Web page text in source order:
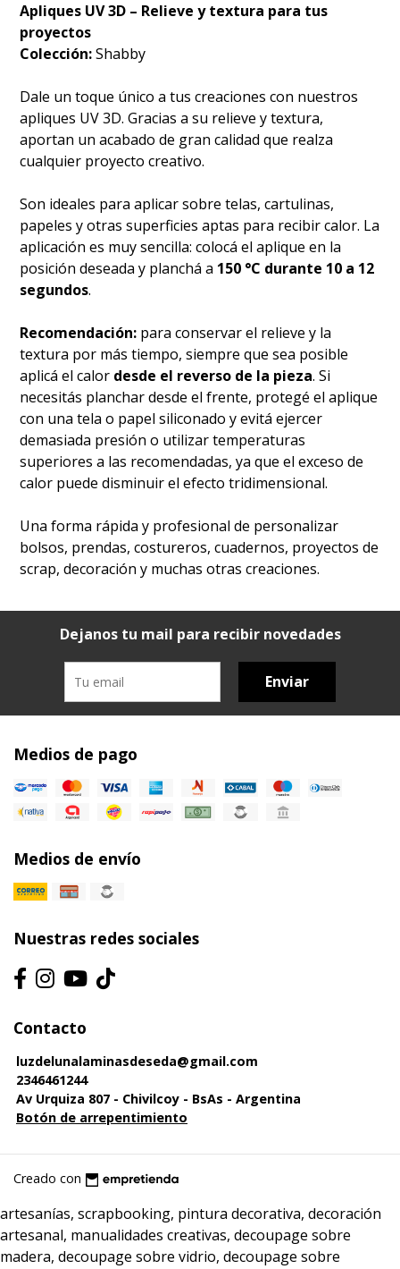
Apliques UV 3D – Relieve y textura para tus
proyectos
Colección:Shabby
Dale un toque único a tus creaciones con nuestros
apliques UV 3D. Gracias a su relieve y textura,
aportan un acabado de gran calidad que realza
cualquier proyecto creativo.
Son ideales para aplicar sobre telas, cartulinas,
papeles y otras superficies aptas para recibir calor. La
aplicación es muy sencilla: colocá el aplique en la
posición deseada y planchá a 150 °C durante 10 a 12
segundos.
Recomendación: para conservar el relieve y la
textura por más tiempo, siempre que sea posible
aplicá el calor desde el reverso de la pieza. Si
necesitás planchar desde el frente, protegé el aplique
con una tela o papel siliconado y evitá ejercer
demasiada presión o utilizar temperaturas
superiores a las recomendadas, ya que el exceso de
calor puede disminuir el efecto tridimensional.
Una forma rápida y profesional de personalizar
bolsos, prendas, costureros, cuadernos, proyectos de
scrap, decoración y muchas otras creaciones.
Dejanos tu mail para recibir novedades
Enviar
Medios de pago
Medios de envío
Nuestras redes sociales
Contacto
luzdelunalaminasdeseda@gmail.com
2346461244
Av Urquiza 807 - Chivilcoy - BsAs - Argentina
Botón de arrepentimiento
Creado con
artesanías, scrapbooking, pintura decorativa, decoración
artesanal, manualidades creativas, decoupage sobre
madera, decoupage sobre vidrio, decoupage sobre